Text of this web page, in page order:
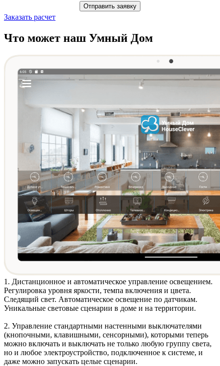
Заказать расчет
Что может наш Умный Дом
1. Дистанционное и автоматическое управление освещением.
Регулировка уровня яркости, темпа включения и цвета.
Следящий свет. Автоматическое освещение по датчикам.
Уникальные световые сценарии в доме и на территории.
2. Управление стандартными настенными выключателями
(кнопочными, клавишными, сенсорными), которыми теперь
можно включать и выключать не только любую группу света,
но и любое электроустройство, подключенное к системе, и
даже можно запускать целые сценарии.